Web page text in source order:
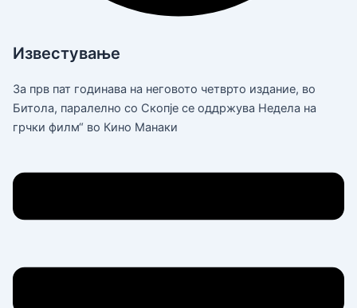
Известување
За прв пат годинава на неговото четврто издание, во
Битола, паралелно со Скопје се оддржува Недела на
грчки филм“ во Кино Манаки